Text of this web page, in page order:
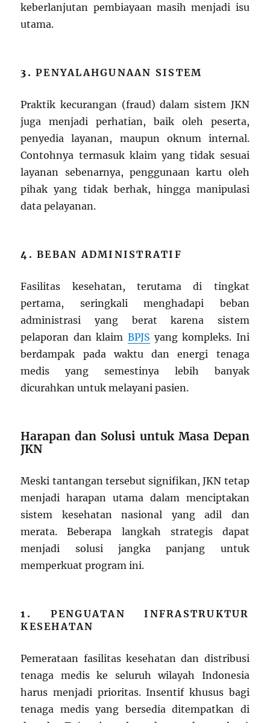
keberlanjutan pembiayaan masih menjadi isu
utama.
3.PENYALAHGUNAAN SISTEM
Praktik kecurangan (fraud) dalam sistem JKN
juga menjadi perhatian, baik oleh peserta,
penyedia layanan, maupun oknum internal.
Contohnya termasuk klaim yang tidak sesuai
layanan sebenarnya, penggunaan kartu oleh
pihak yang tidak berhak, hingga manipulasi
data pelayanan.
4.BEBAN ADMINISTRATIF
Fasilitas kesehatan, terutama di tingkat
pertama, seringkali menghadapi beban
administrasi yang berat karena sistem
pelaporan dan klaim BPJS yang kompleks. Ini
berdampak pada waktu dan energi tenaga
medis yang semestinya lebih banyak
dicurahkan untuk melayani pasien.
Harapan dan Solusi untuk Masa Depan
JKN
Meski tantangan tersebut signifikan, JKN tetap
menjadi harapan utama dalam menciptakan
sistem kesehatan nasional yang adil dan
merata. Beberapa langkah strategis dapat
menjadi solusi jangka panjang untuk
memperkuat program ini.
1. PENGUATAN INFRASTRUKTUR
KESEHATAN
Pemerataan fasilitas kesehatan dan distribusi
tenaga medis ke seluruh wilayah Indonesia
harus menjadi prioritas. Insentif khusus bagi
tenaga medis yang bersedia ditempatkan di